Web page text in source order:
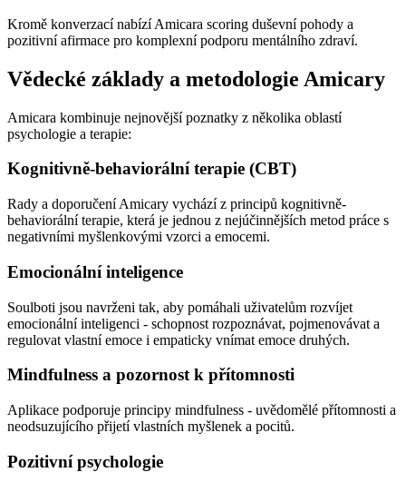
Kromě konverzací nabízí Amicara scoring duševní pohody a
pozitivní afirmace pro komplexní podporu mentálního zdraví.
Vědecké základy a metodologie Amicary
Amicara kombinuje nejnovější poznatky z několika oblastí
psychologie a terapie:
Kognitivně-behaviorální terapie (CBT)
Rady a doporučení Amicary vychází z principů kognitivně-
behaviorální terapie, která je jednou z nejúčinnějších metod práce s
negativními myšlenkovými vzorci a emocemi.
Emocionální inteligence
Soulboti jsou navrženi tak, aby pomáhali uživatelům rozvíjet
emocionální inteligenci - schopnost rozpoznávat, pojmenovávat a
regulovat vlastní emoce i empaticky vnímat emoce druhých.
Mindfulness a pozornost k přítomnosti
Aplikace podporuje principy mindfulness - uvědomělé přítomnosti a
neodsuzujícího přijetí vlastních myšlenek a pocitů.
Pozitivní psychologie